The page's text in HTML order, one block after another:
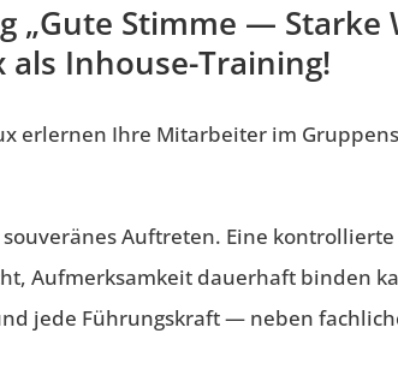
„Gute Stimme — Starke
Inhouse-Training!
erlernen Ihre Mitarbeiter im
Auftreten. Eine
Aufmerksamkeit dauerhaft binden
jede Führungskraft — neben